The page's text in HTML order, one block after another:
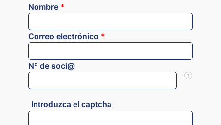
Nombre *
Correo electrónico *
Nº de soci@
?
Introduzca el captcha